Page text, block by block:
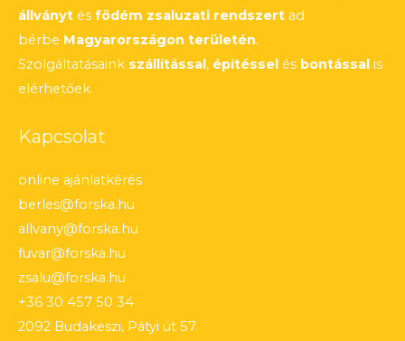
állványt és födém zsaluzati rendszert ad
bérbe Magyarországon területén.
Szolgáltatásaink szállítással, építéssel és bontással is
elérhetőek.
Kapcsolat
online ajánlatkérés
berles@forska.hu
allvany@forska.hu
fuvar@forska.hu
zsalu@forska.hu
+36 30 457 50 34
2092 Budakeszi, Pátyi út 57.